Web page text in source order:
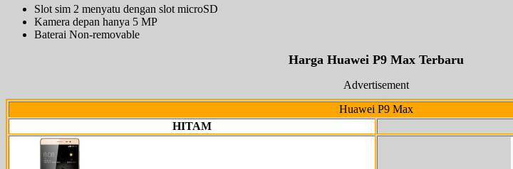
Slot sim 2 menyatu dengan slot microSD
Kamera depan hanya 5 MP
Baterai Non-removable
Harga Huawei P9 Max Terbaru
Advertisement
Huawei P9 Max
HITAM